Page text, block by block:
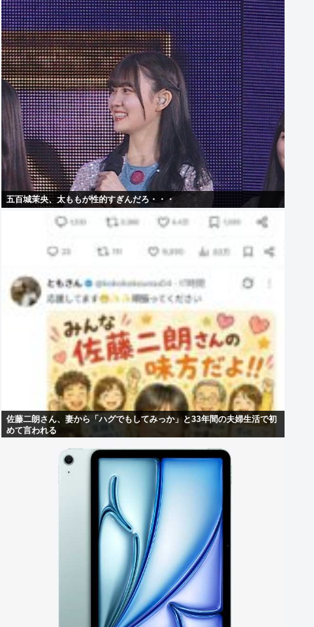
五百城茉央、太ももが性的すぎんだろ・・・
佐藤二朗さん、妻から「ハグでもしてみっか」と33年間の夫婦生活で初
めて言われる